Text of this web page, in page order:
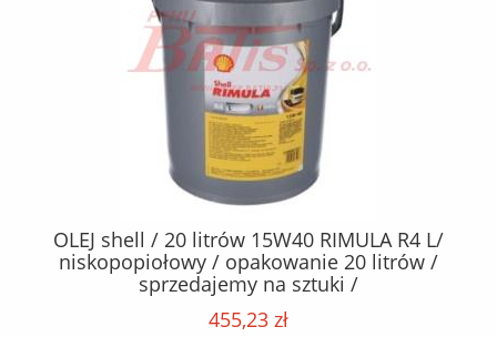
OLEJ shell / 20 litrów 15W40 RIMULA R4 L/
niskopopiołowy / opakowanie 20 litrów /
sprzedajemy na sztuki /
455,23 zł